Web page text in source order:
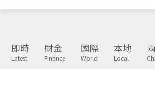
即時
Latest
財金
Finance
國際
World
本地
Local